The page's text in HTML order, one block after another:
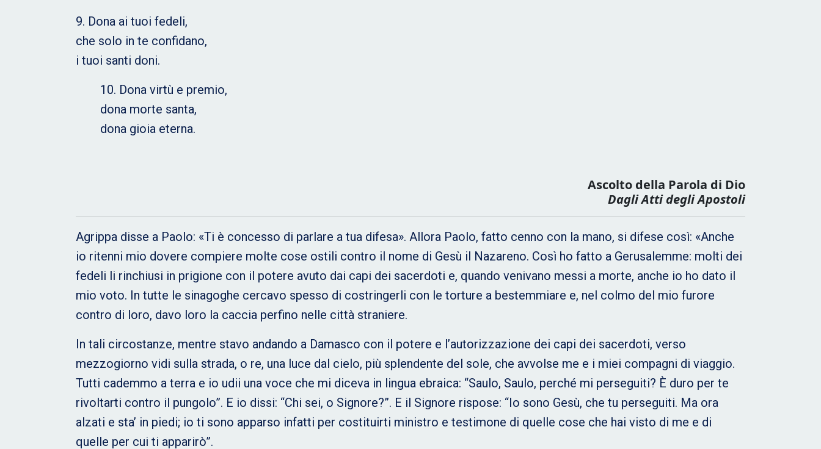
9. Dona ai tuoi fedeli,
che solo in te confidano,
i tuoi santi doni.
10. Dona virtù e premio,
dona morte santa,
dona gioia eterna.
Ascolto della Parola di Dio
Dagli Atti degli Apostoli
Agrippa disse a Paolo: «Ti è concesso di parlare a tua difesa». Allora Paolo, fatto cenno con la mano, si difese così: «Anche
io ritenni mio dovere compiere molte cose ostili contro il nome di Gesù il Nazareno. Così ho fatto a Gerusalemme: molti dei
fedeli li rinchiusi in prigione con il potere avuto dai capi dei sacerdoti e, quando venivano messi a morte, anche io ho dato il
mio voto. In tutte le sinagoghe cercavo spesso di costringerli con le torture a bestemmiare e, nel colmo del mio furore
contro di loro, davo loro la caccia perfino nelle città straniere.
In tali circostanze, mentre stavo andando a Damasco con il potere e l’autorizzazione dei capi dei sacerdoti, verso
mezzogiorno vidi sulla strada, o re, una luce dal cielo, più splendente del sole, che avvolse me e i miei compagni di viaggio.
Tutti cademmo a terra e io udii una voce che mi diceva in lingua ebraica: “Saulo, Saulo, perché mi perseguiti? È duro per te
rivoltarti contro il pungolo”. E io dissi: “Chi sei, o Signore?”. E il Signore rispose: “Io sono Gesù, che tu perseguiti. Ma ora
alzati e sta’ in piedi; io ti sono apparso infatti per costituirti ministro e testimone di quelle cose che hai visto di me e di
quelle per cui ti apparirò”.